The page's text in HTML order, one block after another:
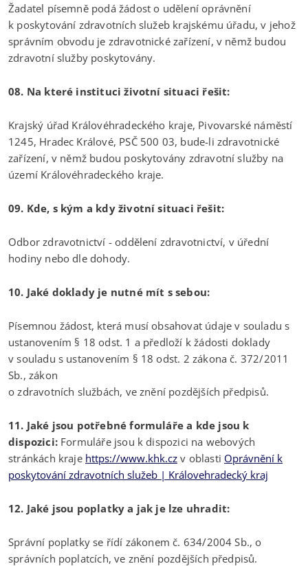
Žadatel písemně podá žádost o udělení oprávnění
k poskytování zdravotních služeb krajskému úřadu, v jehož
správním obvodu je zdravotnické zařízení, v němž budou
zdravotní služby poskytovány.
08. Na které instituci životní situaci řešit:
Krajský úřad Královéhradeckého kraje, Pivovarské náměstí
1245, Hradec Králové, PSČ 500 03, bude-li zdravotnické
zařízení, v němž budou poskytovány zdravotní služby na
území Královéhradeckého kraje.
09. Kde, s kým a kdy životní situaci řešit:
Odbor zdravotnictví - oddělení zdravotnictví, v úřední
hodiny nebo dle dohody.
10. Jaké doklady je nutné mít s sebou:
Písemnou žádost, která musí obsahovat údaje v souladu s
ustanovením § 18 odst. 1 a předloží k žádosti doklady
v souladu s ustanovením § 18 odst. 2 zákona č. 372/2011
Sb., zákon
o zdravotních službách, ve znění pozdějších předpisů.
11. Jaké jsou potřebné formuláře a kde jsou k
dispozici:Formuláře jsou k dispozici na webových
stránkách kraje https://www.khk.cz v oblasti Oprávnění k
poskytování zdravotních služeb | Královehradecký kraj
12. Jaké jsou poplatky a jak je lze uhradit:
Správní poplatky se řídí zákonem č. 634/2004 Sb., o
správních poplatcích, ve znění pozdějších předpisů.